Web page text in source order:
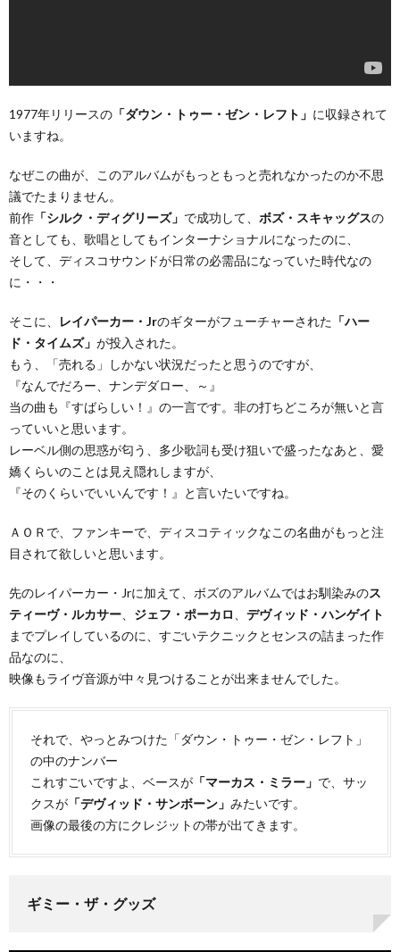
1977年リリースの 「ダウン・トゥー・ゼン・レフト」 に収録されて
いますね。
なぜこの曲が、このアルバムがもっともっと売れなかったのか不思
議でたまりません。
前作 「シルク・ディグリーズ」 で成功して、 ボズ・スキャッグスの
音としても、歌唱としてもインターナショナルになったのに、
そして、ディスコサウンドが日常の必需品になっていた時代なの
に・・・
そこに、 レイパーカー・Jrのギターがフューチャーされた 「ハー
ド・タイムズ」 が投入された。
もう、「売れる」しかない状況だったと思うのですが、
『なんでだろー、ナンデダロー、～』
当の曲も『すばらしい！』の一言です。非の打ちどころが無いと言
っていいと思います。
レーベル側の思惑が匂う、多少歌詞も受け狙いで盛ったなあと、愛
嬌くらいのことは見え隠れしますが、
『そのくらいでいいんです！』と言いたいですね。
ＡＯＲで、ファンキーで、ディスコティックなこの名曲がもっと注
目されて欲しいと思います。
先のレイパーカー・Jrに加えて、ボズのアルバムではお馴染みのス
ティーヴ・ルカサー
ジェフ・ポーカロ
デヴィッド・ハンゲイト
までプレイしているのに、すごいテクニックとセンスの詰まった作
品なのに、
映像もライヴ音源が中々見つけることが出来ませんでした。
それで、やっとみつけた「ダウン・トゥー・ゼン・レフト」
の中のナンバー
これすごいですよ、ベースが 「マーカス・ミラー」 で、サッ
クスが 「デヴィッド・サンボーン」 みたいです。
画像の最後の方にクレジットの帯が出てきます。
ギミー・ザ・グッズ